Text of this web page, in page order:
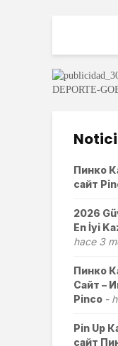
Пинко
сайт
2026
En İyi
hace 3
Пинко
Сайт –
Pinco
Pin Up
сайт